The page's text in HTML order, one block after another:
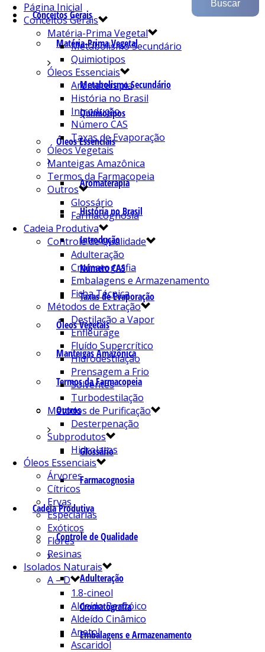
Conceitos Gerais
Matéria-Prima Vegetal
Metabolismo Secundário
Quimiotipos
Óleos Essenciais
Aromaterapia
História no Brasil
Introdução
Número CAS
Taxas de Evaporação
Óleos Vegetais
Manteigas Amazônica
Termos da Farmacopeia
Outros
Glossário
Farmacognosia
Cadeia Produtiva
Controle de Qualidade
Adulteração
Cromatografia
Embalagens e Armazenamento
Página Inicial
Conceitos Gerais
Matéria-Prima Vegetal
Metabolismo Secundário
Quimiotipos
Óleos Essenciais
Aromaterapia
História no Brasil
Introdução
Número CAS
Taxas de Evaporação
Óleos Vegetais
Manteigas Amazônica
Termos da Farmacopeia
Outros
Glossário
Farmacognosia
Cadeia Produtiva
Controle de Qualidade
Adulteração
Cromatografia
Embalagens e Armazenamento
Ficha Técnica
Métodos de Extração
Destilação a Vapor
Enfleurage
Fluído Supercrítico
Hidrodestilação
Prensagem a Frio
Solventes
Turbodestilação
Métodos de Purificação
Desterpenação
Subprodutos
Hidrolatos
Óleos Essenciais
Árvores
Cítricos
Ervas
Especiarias
Exóticos
Flores
Resinas
Isolados Naturais
A – D
1.8-cineol
Aldeído Benzóico
Aldeído Cinâmico
Anetol
Ascaridol